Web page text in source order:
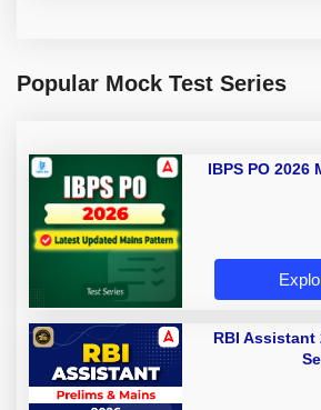
Popular Mock Test Series
IBPS PO 2026
RBI Assistant